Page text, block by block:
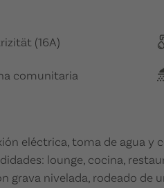
(16A)
comunitaria
eléctrica, toma de agua
lounge, cocina,
grava nivelada, rodeado de